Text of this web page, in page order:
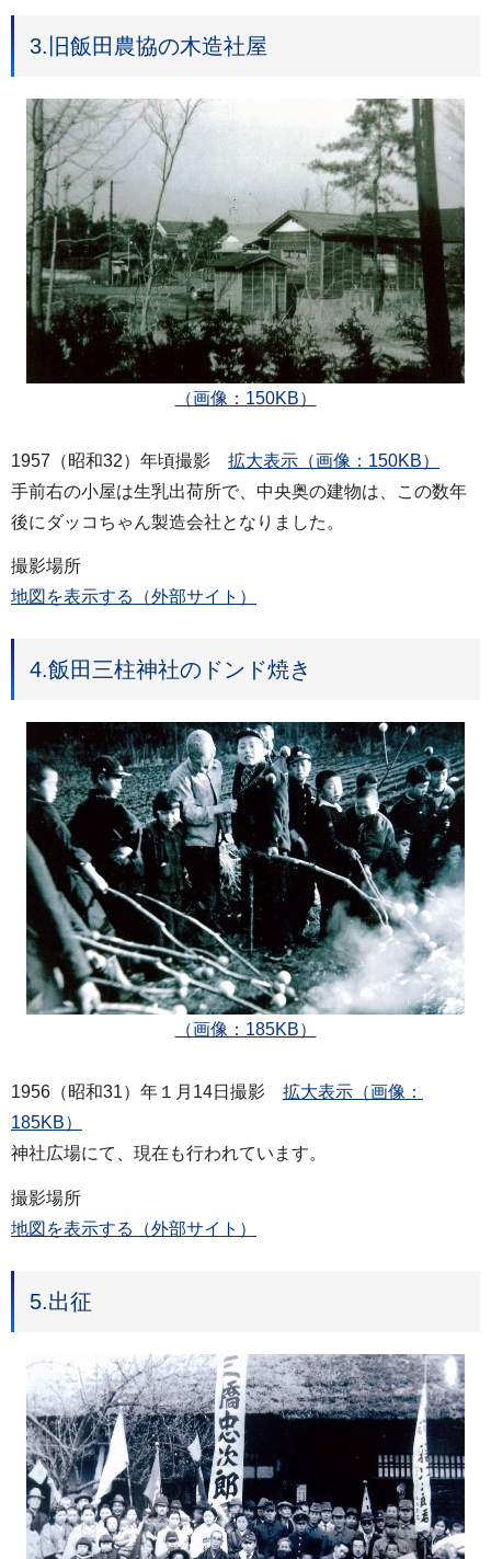
3.旧飯田農協の木造社屋
（画像：150KB）
1957（昭和32）年頃撮影 拡大表示（画像：150KB）
手前右の小屋は生乳出荷所で、中央奥の建物は、この数年
後にダッコちゃん製造会社となりました。
撮影場所
地図を表示する（外部サイト）
4.飯田三柱神社のドンド焼き
（画像：185KB）
1956（昭和31）年１月14日撮影 拡大表示（画像：
185KB）
神社広場にて、現在も行われています。
撮影場所
地図を表示する（外部サイト）
5.出征